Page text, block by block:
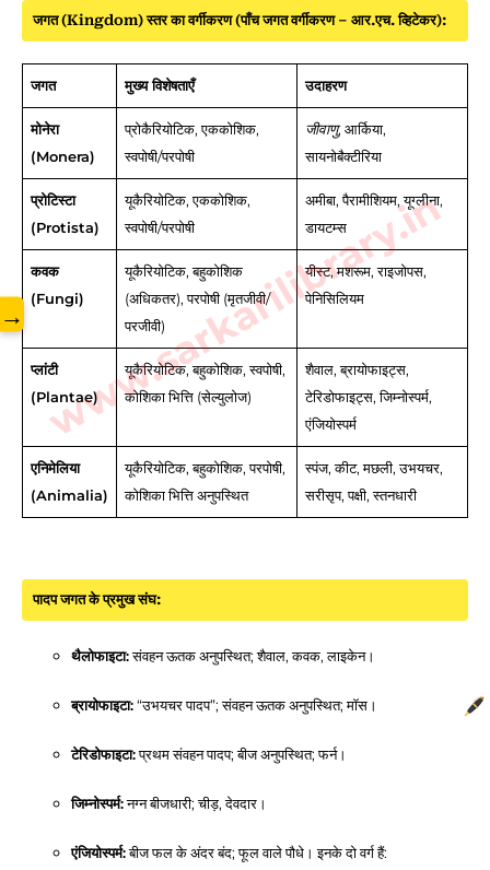
जगत (Kingdom) स्तर का वर्गीकरण (पाँच जगत वर्गीकरण – आर.एच. व्हिटेकर):
जगत मुख्य विशेषताएँ उदाहरण
मोनेरा
(Monera)
प्रोकैरियोटिक, एककोशिक,
स्वपोषी/परपोषी
जीवाणु, आर्किया,
सायनोबैक्टीरिया
प्रोटिस्टा
(Protista)
यूकैरियोटिक, एककोशिक,
स्वपोषी/परपोषी
अमीबा, पैरामीशियम, यूग्लीना,
डायटम्स
कवक
(Fungi)
यूकैरियोटिक, बहुकोशिक
(अधिकतर), परपोषी (मृतजीवी/
परजीवी)
यीस्ट, मशरूम, राइजोपस,
पेनिसिलियम
प्लांटी
(Plantae)
यूकैरियोटिक, बहुकोशिक, स्वपोषी,
कोशिका भित्ति (सेल्युलोज)
शैवाल, ब्रायोफाइट्स,
टेरिडोफाइट्स, जिम्नोस्पर्म,
एंजियोस्पर्म
एनिमेलिया
(Animalia)
यूकैरियोटिक, बहुकोशिक, परपोषी,
कोशिका भित्ति अनुपस्थित
स्पंज, कीट, मछली, उभयचर,
सरीसृप, पक्षी, स्तनधारी
पादप जगत के प्रमुख संघ:
थैलोफाइटा:संवहन ऊतक अनुपस्थित; शैवाल, कवक, लाइकेन।
ब्रायोफाइटा:“उभयचर पादप”; संवहन ऊतक अनुपस्थित; मॉस।
टेरिडोफाइटा:प्रथम संवहन पादप; बीज अनुपस्थित; फर्न।
जिम्नोस्पर्म:नग्न बीजधारी; चीड़, देवदार।
एंजियोस्पर्म:बीज फल के अंदर बंद; फूल वाले पौधे। इनके दो वर्ग हैं:
www.sarkarilibrary.in
→